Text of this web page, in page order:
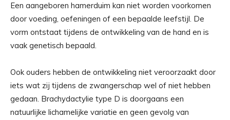
Een aangeboren hamerduim kan niet worden voorkomen
door voeding, oefeningen of een bepaalde leefstijl. De
vorm ontstaat tijdens de ontwikkeling van de hand en is
vaak genetisch bepaald.
Ook ouders hebben de ontwikkeling niet veroorzaakt door
iets wat zij tijdens de zwangerschap wel of niet hebben
gedaan. Brachydactylie type D is doorgaans een
natuurlijke lichamelijke variatie en geen gevolg van